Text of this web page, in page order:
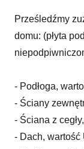
Prześledźmy
domu: (płyta
- Podłoga,
- Ściany
- Ściana z
- Dach, wartość